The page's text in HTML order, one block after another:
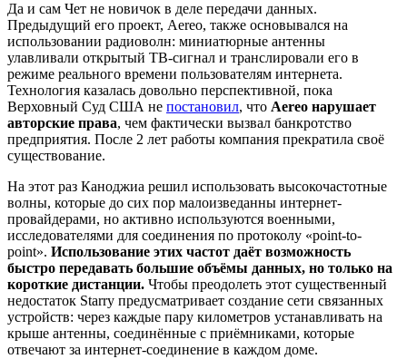
Да и сам Чет не новичок в деле передачи данных.
Предыдущий его проект, Aereo, также основывался на
использовании радиоволн: миниатюрные антенны
улавливали открытый ТВ-сигнал и транслировали его в
режиме реального времени пользователям интернета.
Технология казалась довольно перспективной, пока
Верховный Суд США не постановил, что Aereo нарушает
авторские права, чем фактически вызвал банкротство
предприятия. После 2 лет работы компания прекратила своё
существование.
На этот раз Каноджиа решил использовать высокочастотные
волны, которые до сих пор малоизведанны интернет-
провайдерами, но активно используются военными,
исследователями для соединения по протоколу «point-to-
point». Использование этих частот даёт возможность
быстро передавать большие объёмы данных, но только на
короткие дистанции. Чтобы преодолеть этот существенный
недостаток Starry предусматривает создание сети связанных
устройств: через каждые пару километров устанавливать на
крыше антенны, соединённые с приёмниками, которые
отвечают за интернет-соединение в каждом доме.